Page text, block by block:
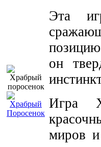
Эта
он
Игра
миров